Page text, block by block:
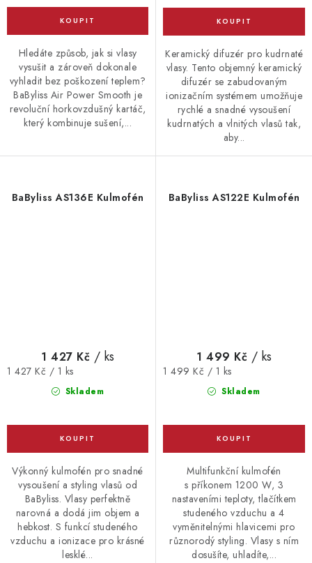
Hledáte způsob, jak si vlasy
vysušit a zároveň dokonale
vyhladit bez poškození teplem?
BaByliss Air Power Smooth je
revoluční horkovzdušný kartáč,
který kombinuje sušení,...
Keramický difuzér pro kudrnaté
vlasy. Tento objemný keramický
difuzér se zabudovaným
ionizačním systémem umožňuje
rychlé a snadné vysoušení
kudrnatých a vlnitých vlasů tak,
aby...
BaByliss AS136E Kulmofén
Skladem
1 427 Kč / ks
Měrná
1 427 Kč / 1 ks
Výkonný kulmofén pro snadné
vysoušení a styling vlasů od
BaByliss. Vlasy perfektně
narovná a dodá jim objem a
hebkost. S funkcí studeného
vzduchu a ionizace pro krásné
lesklé...
BaByliss AS122E Kulmofén
Skladem
1 499 Kč / ks
Měrná
1 499 Kč / 1 ks
Multifunkční kulmofén
s příkonem 1200 W, 3
nastaveními teploty, tlačítkem
studeného vzduchu a 4
vyměnitelnými hlavicemi pro
různorodý styling. Vlasy s ním
dosušíte, uhladíte,...